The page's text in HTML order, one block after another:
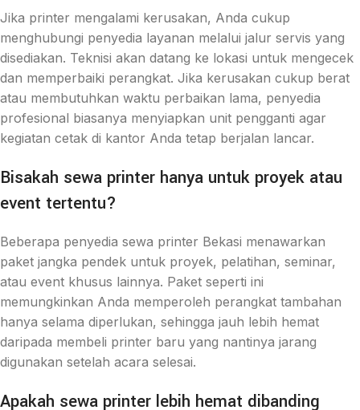
Jika printer mengalami kerusakan, Anda cukup
menghubungi penyedia layanan melalui jalur servis yang
disediakan. Teknisi akan datang ke lokasi untuk mengecek
dan memperbaiki perangkat. Jika kerusakan cukup berat
atau membutuhkan waktu perbaikan lama, penyedia
profesional biasanya menyiapkan unit pengganti agar
kegiatan cetak di kantor Anda tetap berjalan lancar.
Bisakah sewa printer hanya untuk proyek atau
event tertentu?
Beberapa penyedia sewa printer Bekasi menawarkan
paket jangka pendek untuk proyek, pelatihan, seminar,
atau event khusus lainnya. Paket seperti ini
memungkinkan Anda memperoleh perangkat tambahan
hanya selama diperlukan, sehingga jauh lebih hemat
daripada membeli printer baru yang nantinya jarang
digunakan setelah acara selesai.
Apakah sewa printer lebih hemat dibanding